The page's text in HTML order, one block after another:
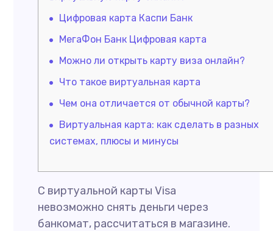
Цифровая карта Каспи Банк
МегаФон Банк Цифровая карта
Можно ли открыть карту виза онлайн?
Что такое виртуальная карта
Чем она отличается от обычной карты?
Виртуальная карта: как сделать в разных
системах, плюсы и минусы
С виртуальной карты Visa
невозможно снять деньги через
банкомат, рассчитаться в магазине.